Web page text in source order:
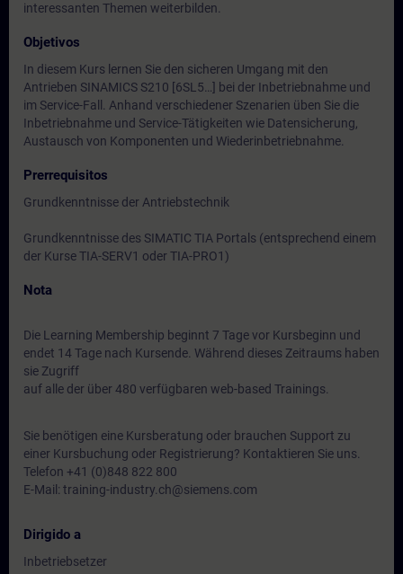
interessanten Themen weiterbilden.
Objetivos
In diesem Kurs lernen Sie den sicheren Umgang mit den
Antrieben SINAMICS S210 [6SL5…] bei der Inbetriebnahme und
im Service-Fall. Anhand verschiedener Szenarien üben Sie die
Inbetriebnahme und Service-Tätigkeiten wie Datensicherung,
Austausch von Komponenten und Wiederinbetriebnahme.
Prerrequisitos
Grundkenntnisse der Antriebstechnik
Grundkenntnisse des SIMATIC TIA Portals (entsprechend einem
der Kurse TIA-SERV1 oder TIA-PRO1)
Nota
Die Learning Membership beginnt 7 Tage vor Kursbeginn und
endet 14 Tage nach Kursende. Während dieses Zeitraums haben
sie Zugriff
auf alle der über 480 verfügbaren web-based Trainings.
Sie benötigen eine Kursberatung oder brauchen Support zu
einer Kursbuchung oder Registrierung? Kontaktieren Sie uns.
Telefon +41 (0)848 822 800
E-Mail: training-industry.ch@siemens.com
Dirigido a
Inbetriebsetzer